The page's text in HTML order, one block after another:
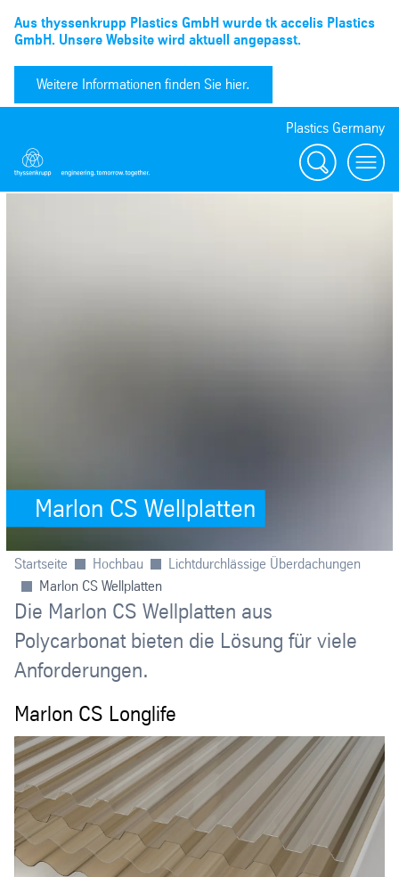
Aus thyssenkrupp Plastics GmbH wurde tk accelis Plastics
GmbH. Unsere Website wird aktuell angepasst.
Weitere Informationen finden Sie hier.
Plastics Germany
Suchen menu
Marlon CS Wellplatten
Startseite Hochbau
Lichtdurchlässige Überdachungen
Marlon CS Wellplatten
Die Marlon CS Wellplatten aus
Polycarbonat bieten die Lösung für viele
Anforderungen.
Marlon CS Longlife